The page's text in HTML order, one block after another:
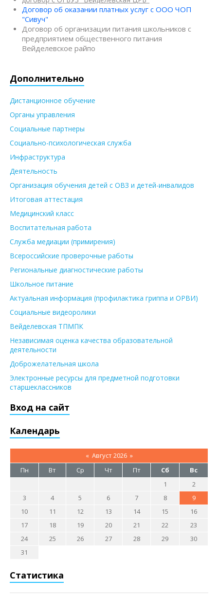
Договор об оказании платных услуг с ООО ЧОП
"Сивуч"
Договор об организации питания школьников с
предприятием общественного питания
Вейделевское райпо
Дополнительно
Дистанционное обучение
Органы управления
Социальные партнеры
Социально-психологическая служба
Инфраструктура
Деятельность
Организация обучения детей с ОВЗ и детей-инвалидов
Итоговая аттестация
Медицинский класс
Воспитательная работа
Служба медиации (примирения)
Всероссийские проверочные работы
Региональные диагностические работы
Школьное питание
Актуальная информация (профилактика гриппа и ОРВИ)
Социальные видеоролики
Вейделевская ТПМПК
Независимая оценка качества образовательной
деятельности
Доброжелательная школа
Электронные ресурсы для предметной подготовки
старшеклассников
Вход на сайт
Календарь
« Август 2026 »
Пн
Вт Ср Чт Пт Сб
Вс
1
2
3
4 5 6 7 8
9
10
11 12 13 14 15
16
17
18 19 20 21 22
23
24
25 26 27 28 29
30
31
Статистика